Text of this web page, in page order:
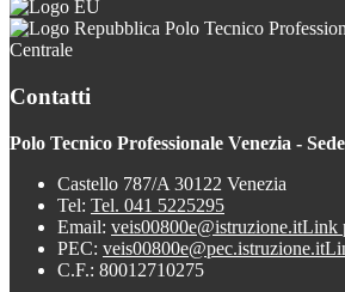
Polo Tecnico
Centrale
Contatti
Polo Tecnico Professionale Venezia -
Castello 787/A 30122 Venezia
Tel: Tel. 041 5225295
Email: veis00800e@istruzione.itLink
PEC: veis00800e@pec.istruzione.it
C.F.: 80012710275